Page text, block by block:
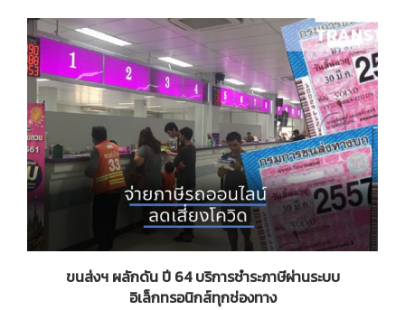
ขนส่งฯ ผลักดัน ปี 64 บริการชำระภาษีผ่านระบบ
อิเล็กทรอนิกส์ทุกช่องทาง